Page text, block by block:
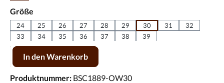
Größe
24 25 26 27 28 29 30 31
32
33
34 35 36 37 38
39
Produkt Anzahl: Gib den gewünschten Wert ein oder benutze die
In den Warenkorb
Produktnummer: BSC1889-OW30